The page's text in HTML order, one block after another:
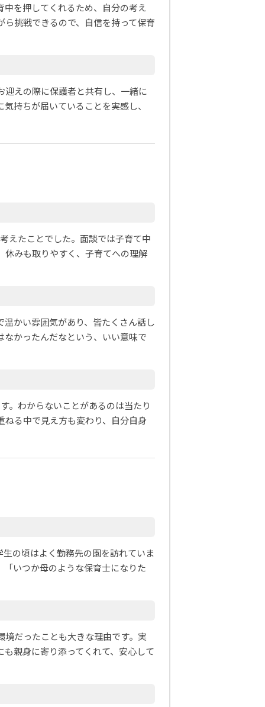
を押してくれるため、自分の考え
挑戦できるので、自信を持って保育
えの際に保護者と共有し、一緒に
持ちが届いていることを実感し、
えたことでした。面談では子育て中
休みも取りやすく、子育てへの理解
かい雰囲気があり、皆たくさん話し
かったんだなという、いい意味で
。わからないことがあるのは当たり
る中で見え方も変わり、自分自身
の頃はよく勤務先の園を訪れていま
いつか母のような保育士になりた
だったことも大きな理由です。実
親身に寄り添ってくれて、安心して